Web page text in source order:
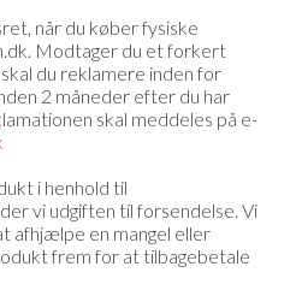
når du køber fysiske
Modtager du et forkert
du reklamere inden for
2 måneder efter du har
skal meddeles på e-
i henhold til
vi udgiften til forsendelse. Vi
afhjælpe en mangel eller
frem for at tilbagebetale